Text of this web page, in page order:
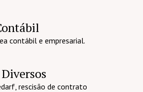
contábil e empresarial.
rescisão de contrato